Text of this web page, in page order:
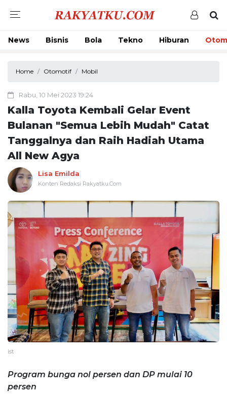
News Bisnis Bola Tekno Hiburan
Home Otomotif Mobil
Rabu, 10 Mei 2023 19:24
Kalla Toyota Kembali Gelar Event
Bulanan "Semua Lebih Mudah" Catat
Tanggalnya dan Raih Hadiah Utama
All New Agya
Lisa Emilda
Konten Redaksi Rakyatku.Com
ist
Program bunga nol persen dan DP mulai 10
persen